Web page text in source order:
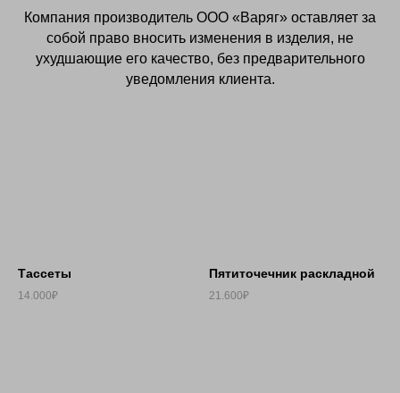
Компания производитель OOO «Варяг» оставляет за
собой право вносить изменения в изделия, не
ухудшающие его качество, без предварительного
уведомления клиента.
Тассеты
14.000₽
Пятиточечник раскладной
21.600₽